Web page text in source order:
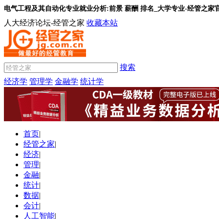
电气工程及其自动化专业就业分析:前景 薪酬 排名_大学专业-经管之家
人大经济论坛-经管之家 收藏本站
搜索
经济学 管理学 金融学 统计学
首页|
经管之家|
经济|
管理|
金融|
统计|
数据|
会计|
人工智能|